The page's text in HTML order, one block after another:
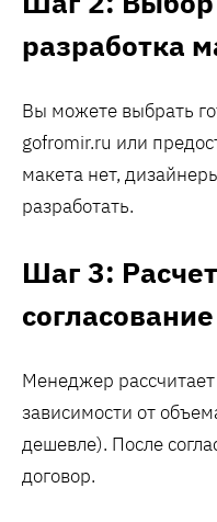
разработка
Вы можете выбрать
gofromir.ru или
макета нет,
разработать.
Шаг 3:
согласование
Менеджер
зависимости от
дешевле). После
договор.